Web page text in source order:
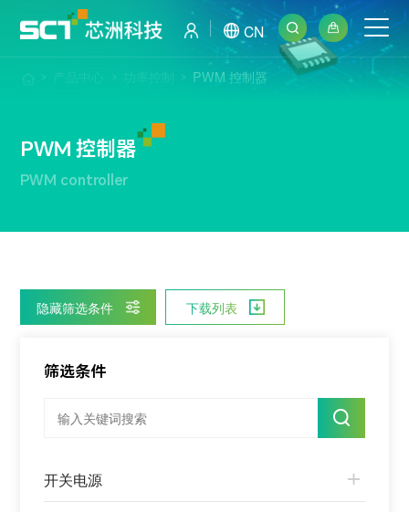
CN
产品中心 功率控制 PWM 控制器
PWM 控制器
PWM controller
隐藏筛选条件 下载列表
筛选条件
开关电源